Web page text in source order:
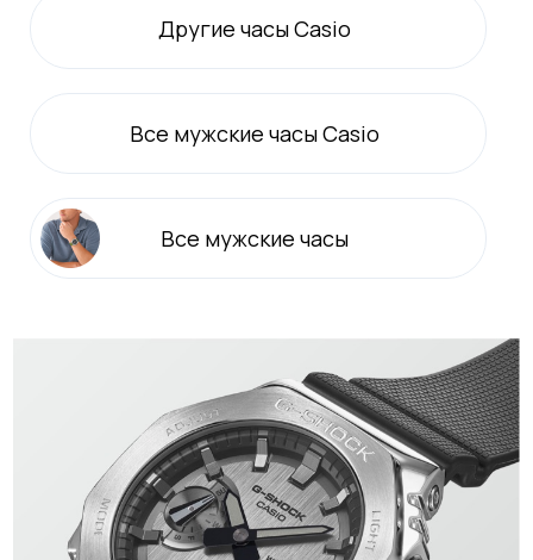
Другие часы Casio
Все мужские часы Casio
Все мужские часы